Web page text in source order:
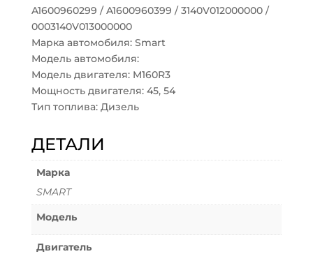
A1600960299 / A1600960399 / 3140V012000000 /
0003140V013000000
Марка автомобиля: Smart
Модель автомобиля:
Модель двигателя: M160R3
Мощность двигателя: 45, 54
Тип топлива: Дизель
ДЕТАЛИ
Марка
SMART
Модель
Двигатель